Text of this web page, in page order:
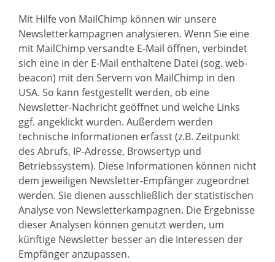
Mit Hilfe von MailChimp können wir unsere
Newsletterkampagnen analysieren. Wenn Sie eine
mit MailChimp versandte E-Mail öffnen, verbindet
sich eine in der E-Mail enthaltene Datei (sog. web-
beacon) mit den Servern von MailChimp in den
USA. So kann festgestellt werden, ob eine
Newsletter-Nachricht geöffnet und welche Links
ggf. angeklickt wurden. Außerdem werden
technische Informationen erfasst (z.B. Zeitpunkt
des Abrufs, IP-Adresse, Browsertyp und
Betriebssystem). Diese Informationen können nicht
dem jeweiligen Newsletter-Empfänger zugeordnet
werden. Sie dienen ausschließlich der statistischen
Analyse von Newsletterkampagnen. Die Ergebnisse
dieser Analysen können genutzt werden, um
künftige Newsletter besser an die Interessen der
Empfänger anzupassen.